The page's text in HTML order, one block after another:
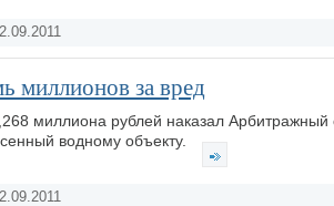
миллионов за вред
миллиона рублей наказал
водному объекту.